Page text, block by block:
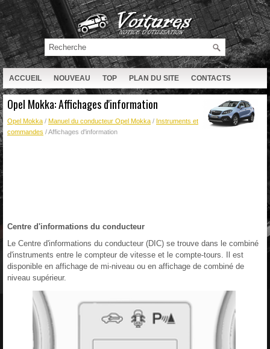
ACCUEIL NOUVEAU TOP PLAN DU SITE CONTACTS
RECHERCHE
Opel Mokka: Affichages d'information
Opel Mokka / Manuel du conducteur Opel Mokka / Instruments et
commandes / Affichages d'information
Centre d'informations du conducteur
Le Centre d'informations du conducteur (DIC) se trouve dans le combiné
d'instruments entre le compteur de vitesse et le compte-tours. Il est
disponible en affichage de mi-niveau ou en affichage de combiné de
niveau supérieur.